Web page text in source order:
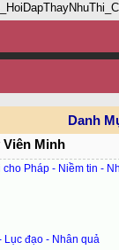
Danh
Minh
Pháp - Niềm tin -
đạo - Nhân quả